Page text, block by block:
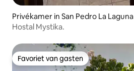
Privékamer in San Pedro La Laguna
Hostal Mystika.
Favoriet van gasten
Favoriet van gasten